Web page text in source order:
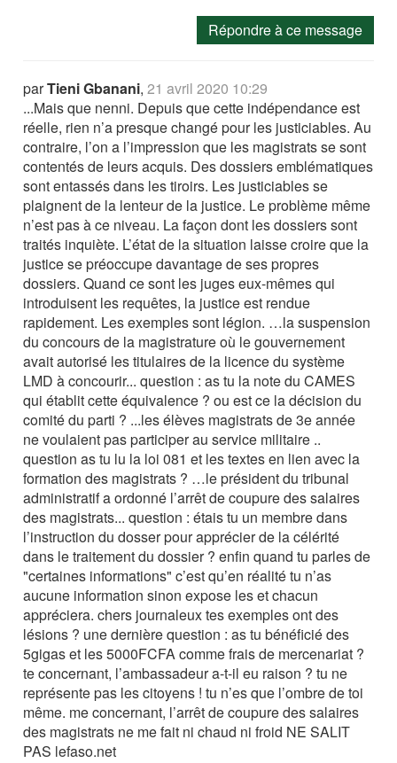
Répondre à ce message
parTieni Gbanani,21 avril 2020 10:29
...Mais que nenni. Depuis que cette indépendance est
réelle, rien n’a presque changé pour les justiciables. Au
contraire, l’on a l’impression que les magistrats se sont
contentés de leurs acquis. Des dossiers emblématiques
sont entassés dans les tiroirs. Les justiciables se
plaignent de la lenteur de la justice. Le problème même
n’est pas à ce niveau. La façon dont les dossiers sont
traités inquiète. L’état de la situation laisse croire que la
justice se préoccupe davantage de ses propres
dossiers. Quand ce sont les juges eux-mêmes qui
introduisent les requêtes, la justice est rendue
rapidement. Les exemples sont légion. …la suspension
du concours de la magistrature où le gouvernement
avait autorisé les titulaires de la licence du système
LMD à concourir... question : as tu la note du CAMES
qui établit cette équivalence ? ou est ce la décision du
comité du parti ? ...les élèves magistrats de 3e année
ne voulaient pas participer au service militaire ..
question as tu lu la loi 081 et les textes en lien avec la
formation des magistrats ? …le président du tribunal
administratif a ordonné l’arrêt de coupure des salaires
des magistrats... question : étais tu un membre dans
l’instruction du dosser pour apprécier de la célérité
dans le traitement du dossier ? enfin quand tu parles de
"certaines informations" c’est qu’en réalité tu n’as
aucune information sinon expose les et chacun
appréciera. chers journaleux tes exemples ont des
lésions ? une dernière question : as tu bénéficié des
5gigas et les 5000FCFA comme frais de mercenariat ?
te concernant, l’ambassadeur a-t-il eu raison ? tu ne
représente pas les citoyens ! tu n’es que l’ombre de toi
même. me concernant, l’arrêt de coupure des salaires
des magistrats ne me fait ni chaud ni froid NE SALIT
PAS lefaso.net